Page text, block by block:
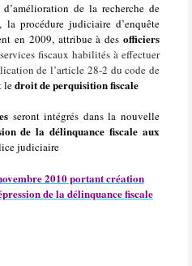
de la recherche de
la procédure judiciaire d’enquête
en 2009, attribue à des officiers
fiscaux habilités à effectuer
de l’article 28-2 du code de
ledroit de perquisition fiscale
seront intégrés dans la nouvelle
de la délinquance fiscale aux
judiciaire
2010 portant création
de la délinquance fiscale